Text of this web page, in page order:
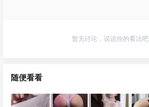
暂无讨论，说说你的看法吧
随便看看